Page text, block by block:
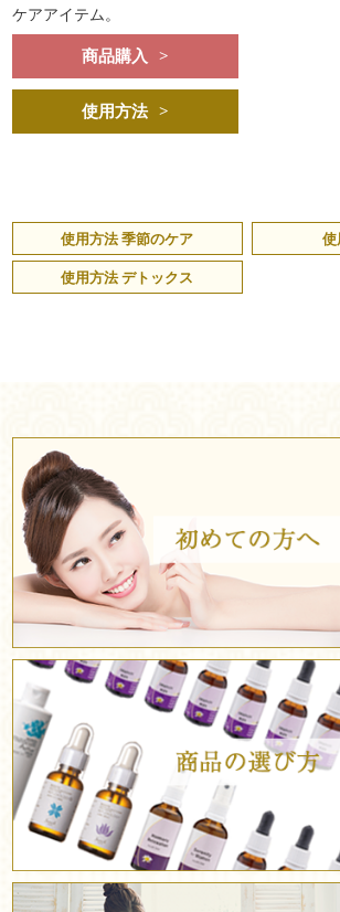
ケアアイテム。
商品購入
使用方法
使用方法 季節のケア 使
使用方法 デトックス